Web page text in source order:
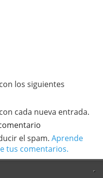
los siguientes
cada nueva entrada.
el spam. Aprende
tus comentarios.